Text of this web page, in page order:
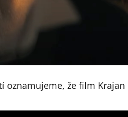
oznamujeme, že film Krajan